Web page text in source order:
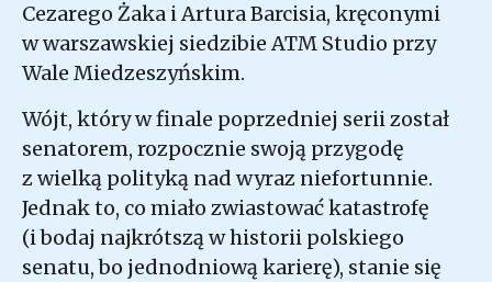
Cezarego Żaka i Artura Barcisia, kręconymi
w warszawskiej siedzibie ATM Studio przy
Wale Miedzeszyńskim.
Wójt, który w finale poprzedniej serii został
senatorem, rozpocznie swoją przygodę
z wielką polityką nad wyraz niefortunnie.
Jednak to, co miało zwiastować katastrofę
(i bodaj najkrótszą w historii polskiego
senatu, bo jednodniową karierę), stanie się